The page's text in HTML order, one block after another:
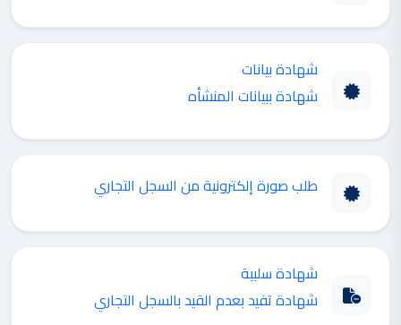
شهادة بيانات
شهادة ببيانات المنشأه
طلب صورة إلكترونية من السجل التجاري
شهادة سلبية
شهادة تفيد بعدم القيد بالسجل التجاري